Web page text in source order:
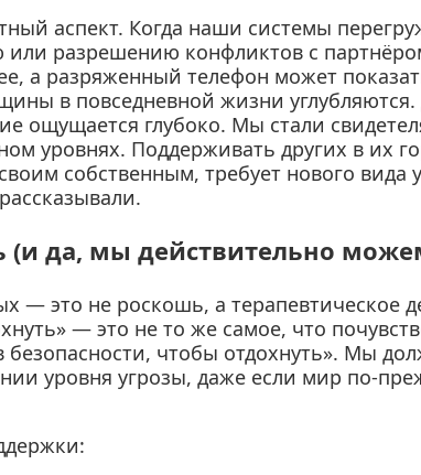
аспект. Когда наши системы
или разрешению конфликтов с
а разряженный телефон может
в повседневной жизни углубляются.
ощущается глубоко. Мы стали
уровнях. Поддерживать других в их
собственным, требует нового вида
да, мы действительно
— это не роскошь, а терапевтическое
— это не то же самое, что
безопасности, чтобы отдохнуть». Мы
уровня угрозы, даже если мир по-